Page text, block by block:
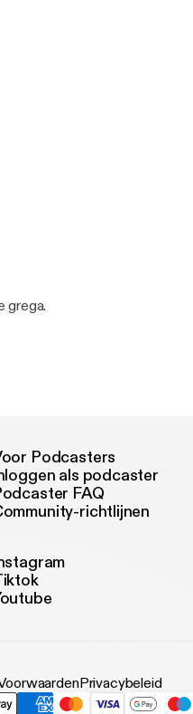
grega.
Podcasters
als podcaster
FAQ
richtlijnen
Privacybeleid